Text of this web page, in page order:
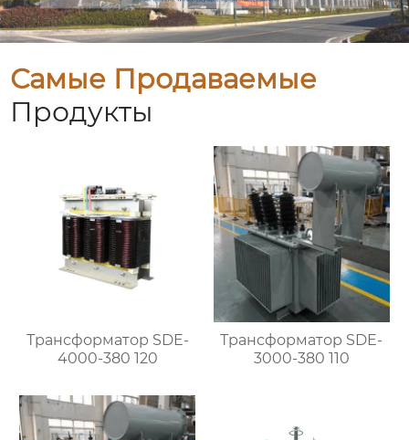
Самые Продаваемые
Продукты
Трансформатор SDE-
4000-380 120
Трансформатор SDE-
3000-380 110